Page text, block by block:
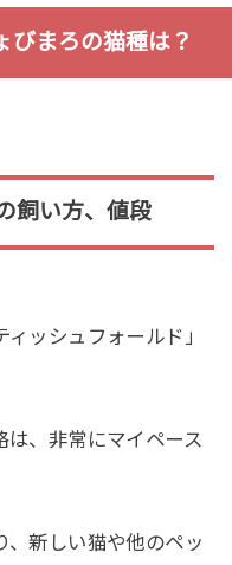
びまろの猫種は？
飼い方、値段
ッシュフォールド」
は、非常にマイペース
、新しい猫や他のペッ